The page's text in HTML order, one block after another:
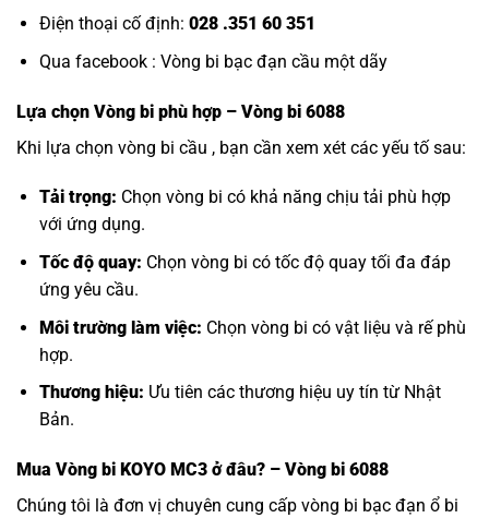
Điện thoại cố định: 028 .351 60 351
Qua facebook : Vòng bi bạc đạn cầu một dãy
Lựa chọn Vòng bi phù hợp – Vòng bi 6088
Khi lựa chọn vòng bi cầu , bạn cần xem xét các yếu tố sau:
Tải trọng: Chọn vòng bi có khả năng chịu tải phù hợp
với ứng dụng.
Tốc độ quay: Chọn vòng bi có tốc độ quay tối đa đáp
ứng yêu cầu.
Môi trường làm việc: Chọn vòng bi có vật liệu và rế phù
hợp.
Thương hiệu: Ưu tiên các thương hiệu uy tín từ Nhật
Bản.
Mua Vòng bi KOYO MC3 ở đâu? – Vòng bi 6088
Chúng tôi là đơn vị chuyên cung cấp vòng bi bạc đạn ổ bi